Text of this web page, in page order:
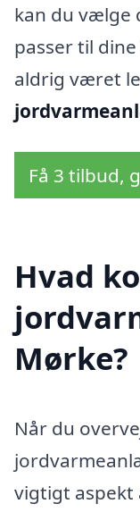
kan du vælge
passer til
aldrig været
Få 3 tilbud,
Hvad
Mørke?
Når du
vigtigt aspekt